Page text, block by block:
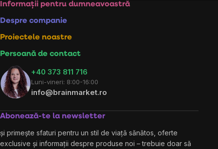
Subsol
Informații pentru dumneavoastră
Despre companie
Proiectele noastre
Persoană de contact
+40 373 811 716
Luni-vineri: 8:00-16:00
info@brainmarket.ro
Abonează-te la newsletter
și primește sfaturi pentru un stil de viață sănătos, oferte
exclusive și informații despre produse noi – trebuie doar să